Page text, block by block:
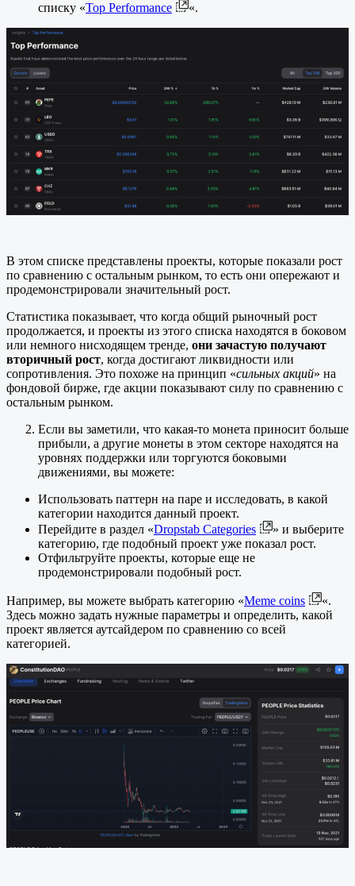
списку «Top Performance «.
В этом списке представлены проекты, которые показали рост
по сравнению с остальным рынком, то есть они опережают и
продемонстрировали значительный рост.
Статистика показывает, что когда общий рыночный рост
продолжается, и проекты из этого списка находятся в боковом
или немного нисходящем тренде, они зачастую получают
вторичный рост, когда достигают ликвидности или
сопротивления. Это похоже на принцип «сильных акций» на
фондовой бирже, где акции показывают силу по сравнению с
остальным рынком.
Если вы заметили, что какая-то монета приносит больше
прибыли, а другие монеты в этом секторе находятся на
уровнях поддержки или торгуются боковыми
движениями, вы можете:
Использовать паттерн на паре и исследовать, в какой
категории находится данный проект.
Перейдите в раздел «Dropstab Categories
» и выберите
категорию, где подобный проект уже показал рост.
Отфильтруйте проекты, которые еще не
продемонстрировали подобный рост.
Например, вы можете выбрать категорию «Meme coins
«.
Здесь можно задать нужные параметры и определить, какой
проект является аутсайдером по сравнению со всей
категорией.